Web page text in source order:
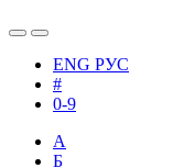
ENG РУС
#
0-9
А
Б